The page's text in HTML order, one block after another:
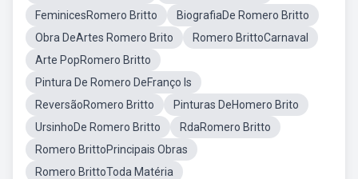
FeminicesRomero Britto
BiografiaDe Romero Britto
Obra DeArtes Romero Brito
Romero BrittoCarnaval
Arte PopRomero Britto
Pintura De Romero DeFranço Is
ReversãoRomero Britto
Pinturas DeHomero Brito
UrsinhoDe Romero Britto
RdaRomero Britto
Romero BrittoPrincipais Obras
Romero BrittoToda Matéria